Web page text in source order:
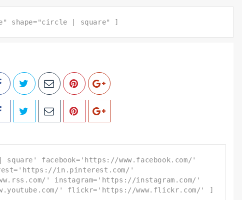
shape="circle | square" ]
facebook='https://www.facebook.com/'
in.pinterest.com/'
' instagram='https://instagram.com/'
' flickr='https://www.flickr.com/' ]